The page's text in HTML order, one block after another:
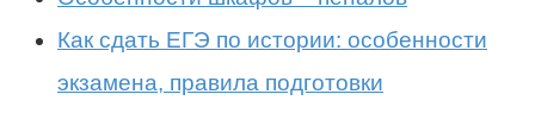
Как сдать ЕГЭ по истории: особенности
экзамена, правила подготовки